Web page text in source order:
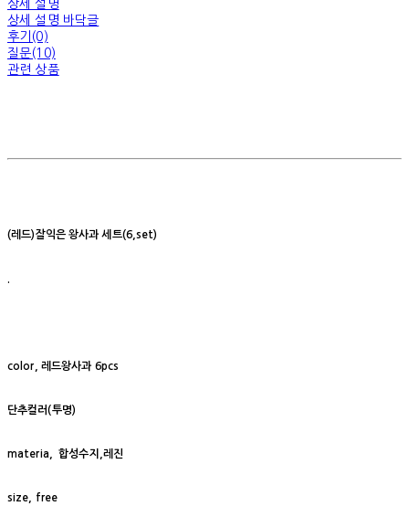
상세 설명
상세 설명 바닥글
후기(0)
질문(10)
관련 상품
(레드)잘익은 왕사과 세트(6,set)
color, 레드왕사과 6pcs
단추컬러(투명)
materia, 합성수지,레진
size, free